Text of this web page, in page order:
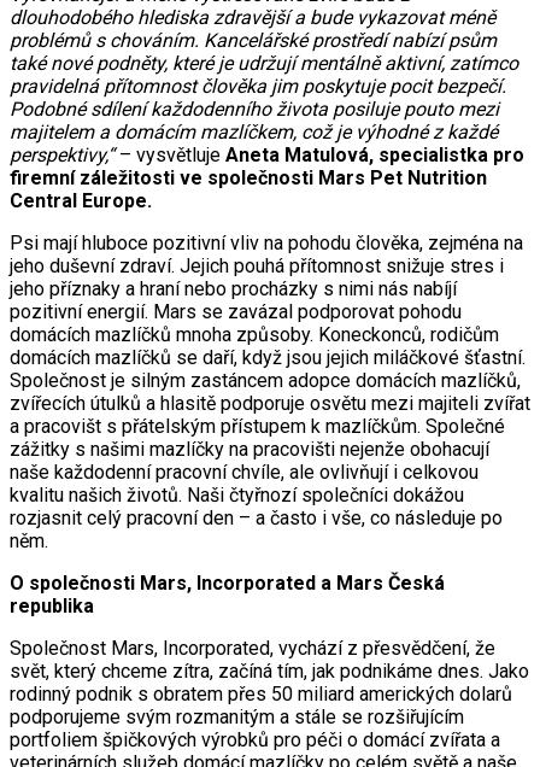
dlouhodobého hlediska zdravější a bude vykazovat méně
problémů s chováním. Kancelářské prostředí nabízí psům
také nové podněty, které je udržují mentálně aktivní, zatímco
pravidelná přítomnost člověka jim poskytuje pocit bezpečí.
Podobné sdílení každodenního života posiluje pouto mezi
majitelem a domácím mazlíčkem, což je výhodné z každé
perspektivy,“– vysvětluje Aneta Matulová, specialistka pro
firemní záležitosti ve společnosti Mars Pet Nutrition
Central Europe.
Psi mají hluboce pozitivní vliv na pohodu člověka, zejména na
jeho duševní zdraví. Jejich pouhá přítomnost snižuje stres i
jeho příznaky a hraní nebo procházky s nimi nás nabíjí
pozitivní energií. Mars se zavázal podporovat pohodu
domácích mazlíčků mnoha způsoby. Koneckonců, rodičům
domácích mazlíčků se daří, když jsou jejich miláčkové šťastní.
Společnost je silným zastáncem adopce domácích mazlíčků,
zvířecích útulků a hlasitě podporuje osvětu mezi majiteli zvířat
a pracovišt s přátelským přístupem k mazlíčkům. Společné
zážitky s našimi mazlíčky na pracovišti nejenže obohacují
naše každodenní pracovní chvíle, ale ovlivňují i celkovou
kvalitu našich životů. Naši čtyřnozí společníci dokážou
rozjasnit celý pracovní den – a často i vše, co následuje po
něm.
O společnosti Mars, Incorporated a Mars Česká
republika
Společnost Mars, Incorporated, vychází z přesvědčení, že
svět, který chceme zítra, začíná tím, jak podnikáme dnes. Jako
rodinný podnik s obratem přes 50 miliard amerických dolarů
podporujeme svým rozmanitým a stále se rozšiřujícím
portfoliem špičkových výrobků pro péči o domácí zvířata a